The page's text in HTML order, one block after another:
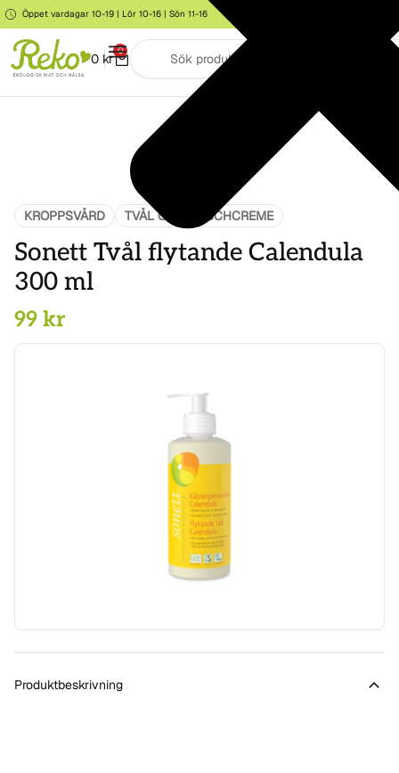
Öppet vardagar 10-19 | Lör 10-16 | Sön 11-16
0 kr
0
KROPPSVÅRD TVÅL OCH DUSCHCREME
Sonett Tvål flytande Calendula
300 ml
99 kr
Produktbeskrivning